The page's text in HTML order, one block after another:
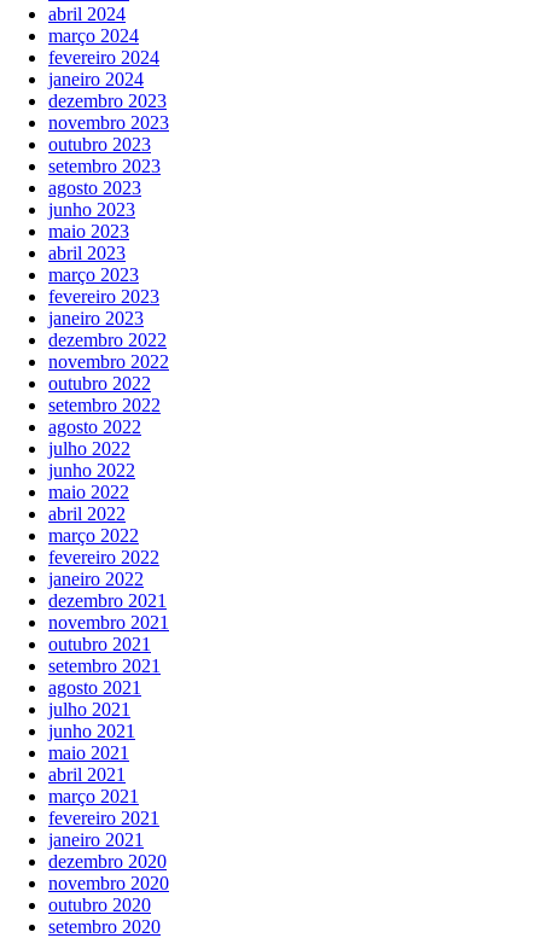
abril 2024
março 2024
fevereiro 2024
janeiro 2024
dezembro 2023
novembro 2023
outubro 2023
setembro 2023
agosto 2023
junho 2023
maio 2023
abril 2023
março 2023
fevereiro 2023
janeiro 2023
dezembro 2022
novembro 2022
outubro 2022
setembro 2022
agosto 2022
julho 2022
junho 2022
maio 2022
abril 2022
março 2022
fevereiro 2022
janeiro 2022
dezembro 2021
novembro 2021
outubro 2021
setembro 2021
agosto 2021
julho 2021
junho 2021
maio 2021
abril 2021
março 2021
fevereiro 2021
janeiro 2021
dezembro 2020
novembro 2020
outubro 2020
setembro 2020